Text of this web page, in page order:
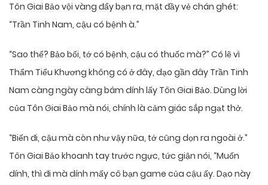
Tôn Giai Bảo vội vàng đẩy bạn ra, mặt đầy vẻ chán ghét:
“Trần Tinh Nam, cậu có bệnh à.”
“Sao thế? Bảo bối, tớ có bệnh, cậu có thuốc mà?” Có lẽ vì
Thẩm Tiểu Khương không có ở đây, dạo gần đây Trần Tinh
Nam càng ngày càng bám dính lấy Tôn Giai Bảo. Dùng lời
của Tôn Giai Bảo mà nói, chính là cảm giác sắp ngạt thở.
“Biến đi, cậu mà còn như vậy nữa, tớ cũng dọn ra ngoài ở.”
Tôn Giai Bảo khoanh tay trước ngực, tức giận nói, “Muốn
dính, thì đi mà dính mấy cô bạn game của cậu ấy. Dạo này